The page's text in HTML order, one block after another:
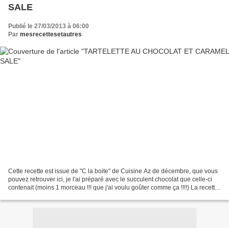
SALE
Publié le 27/03/2013 à 06:00
Par mesrecettesetautres
Cette recette est issue de "C la boite" de Cuisine Az de décembre, que vous
pouvez retrouver ici, je l'ai préparé avec le succulent chocolat que celle-ci
contenait (moins 1 morceau !!! que j'ai voulu goûter comme ça !!!!) La recette